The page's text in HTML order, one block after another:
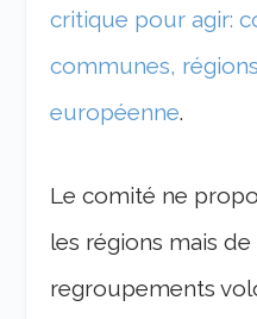
critique pour agir:
communes,
européenne.
Le comité ne
les régions mais
regroupements